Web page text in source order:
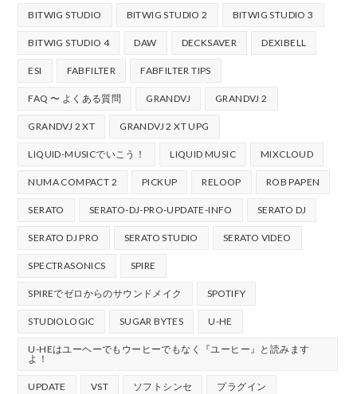
BITWIG STUDIO BITWIG STUDIO 2 BITWIG STUDIO 3
BITWIG STUDIO 4 DAW DECKSAVER DEXIBELL
ESI FABFILTER FABFILTER TIPS
FAQ 〜 よくある質問 GRANDVJ GRANDVJ 2
GRANDVJ 2 XT GRANDVJ 2 XT UPG
LIQUID-MUSICでいこう！ LIQUID MUSIC MIXCLOUD
NUMA COMPACT 2 PICKUP RELOOP ROB PAPEN
SERATO SERATO-DJ-PRO-UPDATE-INFO SERATO DJ
SERATO DJ PRO SERATO STUDIO SERATO VIDEO
SPECTRASONICS SPIRE
SPIREでゼロからのサウンドメイク SPOTIFY
STUDIOLOGIC SUGAR BYTES U-HE
U-HEはユーヘーでもウーヒーでもなく『ユーヒー』と読みます
よ！
UPDATE VST ソフトシンセ プラグイン